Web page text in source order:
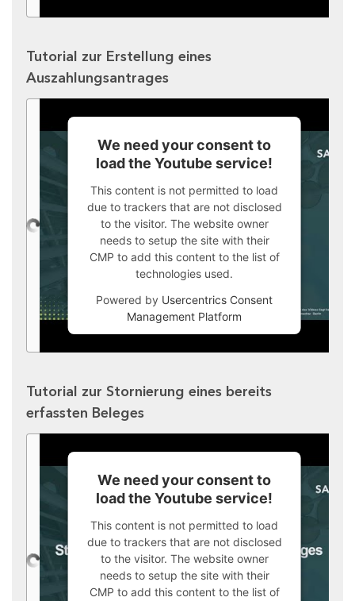
Tutorial zur Erstellung eines
Auszahlungsantrages
We need your consent to
load the Youtube service!
This content is not permitted to load
due to trackers that are not disclosed
to the visitor. The website owner
needs to setup the site with their
CMP to add this content to the list of
technologies used.
Powered by Usercentrics Consent
Management Platform
Tutorial zur Stornierung eines bereits
erfassten Beleges
We need your consent to
load the Youtube service!
This content is not permitted to load
due to trackers that are not disclosed
to the visitor. The website owner
needs to setup the site with their
CMP to add this content to the list of